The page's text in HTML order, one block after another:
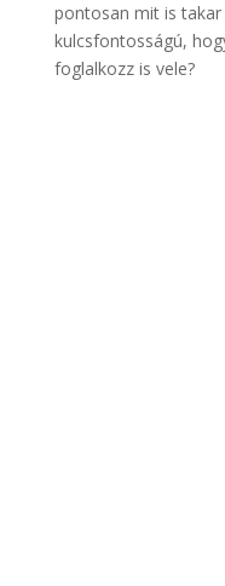
pontosan mit is
kulcsfontosságú,
foglalkozz is vele?